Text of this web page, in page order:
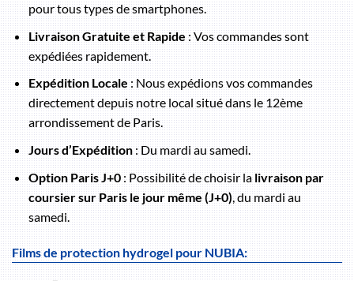
pour tous types de smartphones.
Livraison Gratuite et Rapide: Vos commandes sont
expédiées rapidement.
Expédition Locale: Nous expédions vos commandes
directement depuis notre local situé dans le 12ème
arrondissement de Paris.
Jours d’Expédition: Du mardi au samedi.
Option Paris J+0: Possibilité de choisir lalivraison par
coursier sur Paris le jour même (J+0), du mardi au
samedi.
Films de protection hydrogel pour NUBIA: